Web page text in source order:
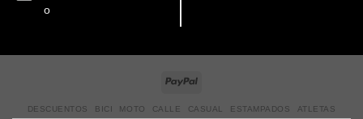
o
DESCUENTOS BICI MOTO CALLE CASUAL ESTAMPADOS ATLETAS